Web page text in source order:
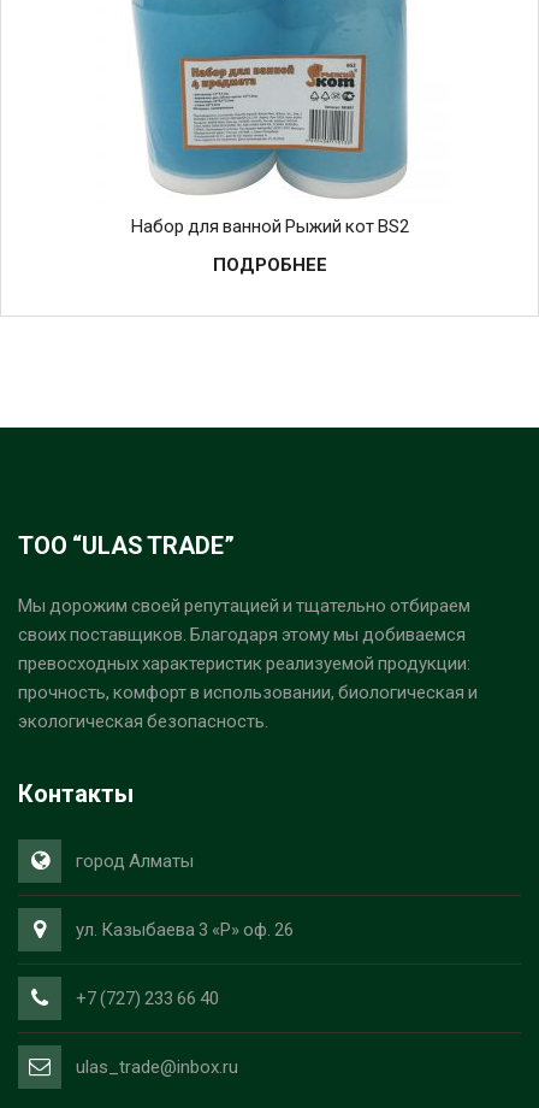
Набор для ванной Рыжий кот BS2
ПОДРОБНЕЕ
ТОО “ULAS TRADE”
Мы дорожим своей репутацией и тщательно отбираем
своих поставщиков. Благодаря этому мы добиваемся
превосходных характеристик реализуемой продукции:
прочность, комфорт в использовании, биологическая и
экологическая безопасность.
Контакты
город Алматы
ул. Казыбаева 3 «Р» оф. 26
+7 (727) 233 66 40
ulas_trade@inbox.ru